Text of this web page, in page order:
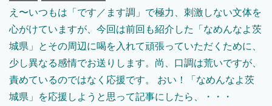
え〜いつもは「です／ます調」で極力、刺激しない文体を
心がけていますが、今回は前回も紹介した「なめんなよ茨
城県」とその周辺に喝を入れて頑張っていただくために、
少し異なる感情でお送りします。尚、口調は荒いですが、
責めているのではなく応援です。 おい！「なめんなよ茨
城県」を応援しようと思って記事にしたら、・・・